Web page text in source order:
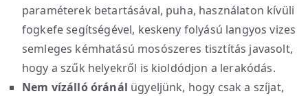
paraméterek betartásával, puha, használaton kívüli
fogkefe segítségével, keskeny folyású langyos vizes
semleges kémhatású mosószeres tisztítás javasolt,
hogy a szűk helyekről is kioldódjon a lerakódás.
Nem vízálló óránál ügyeljünk, hogy csak a szíjat,